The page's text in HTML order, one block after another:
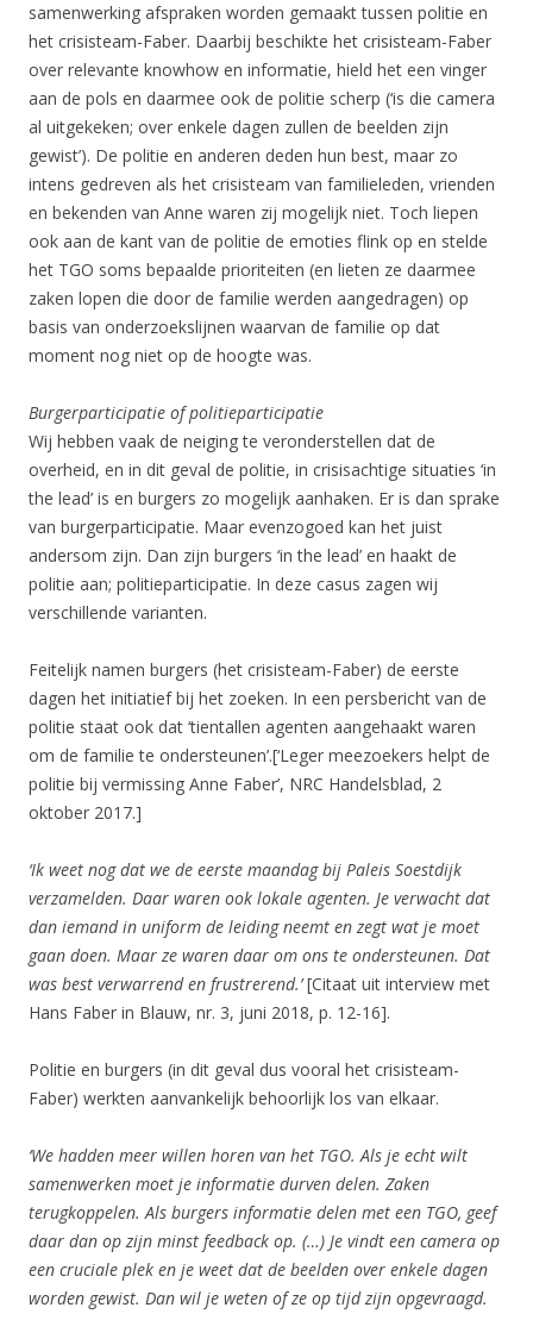
samenwerking afspraken worden gemaakt tussen politie en
het crisisteam-Faber. Daarbij beschikte het crisisteam-Faber
over relevante knowhow en informatie, hield het een vinger
aan de pols en daarmee ook de politie scherp (‘is die camera
al uitgekeken; over enkele dagen zullen de beelden zijn
gewist’). De politie en anderen deden hun best, maar zo
intens gedreven als het crisisteam van familieleden, vrienden
en bekenden van Anne waren zij mogelijk niet. Toch liepen
ook aan de kant van de politie de emoties flink op en stelde
het TGO soms bepaalde prioriteiten (en lieten ze daarmee
zaken lopen die door de familie werden aangedragen) op
basis van onderzoekslijnen waarvan de familie op dat
moment nog niet op de hoogte was.
Burgerparticipatie of politieparticipatie
Wij hebben vaak de neiging te veronderstellen dat de
overheid, en in dit geval de politie, in crisisachtige situaties ‘in
the lead’ is en burgers zo mogelijk aanhaken. Er is dan sprake
van burgerparticipatie. Maar evenzogoed kan het juist
andersom zijn. Dan zijn burgers ‘in the lead’ en haakt de
politie aan; politieparticipatie. In deze casus zagen wij
verschillende varianten.
Feitelijk namen burgers (het crisisteam-Faber) de eerste
dagen het initiatief bij het zoeken. In een persbericht van de
politie staat ook dat ‘tientallen agenten aangehaakt waren
om de familie te ondersteunen’.[‘Leger meezoekers helpt de
politie bij vermissing Anne Faber’, NRC Handelsblad, 2
oktober 2017.]
‘Ik weet nog dat we de eerste maandag bij Paleis Soestdijk
verzamelden. Daar waren ook lokale agenten. Je verwacht dat
dan iemand in uniform de leiding neemt en zegt wat je moet
gaan doen. Maar ze waren daar om ons te ondersteunen. Dat
was best verwarrend en frustrerend.’[Citaat uit interview met
Hans Faber in Blauw, nr. 3, juni 2018, p. 12-16].
Politie en burgers (in dit geval dus vooral het crisisteam-
Faber) werkten aanvankelijk behoorlijk los van elkaar.
‘We hadden meer willen horen van het TGO. Als je echt wilt
samenwerken moet je informatie durven delen. Zaken
terugkoppelen. Als burgers informatie delen met een TGO, geef
daar dan op zijn minst feedback op. (…) Je vindt een camera op
een cruciale plek en je weet dat de beelden over enkele dagen
worden gewist. Dan wil je weten of ze op tijd zijn opgevraagd.